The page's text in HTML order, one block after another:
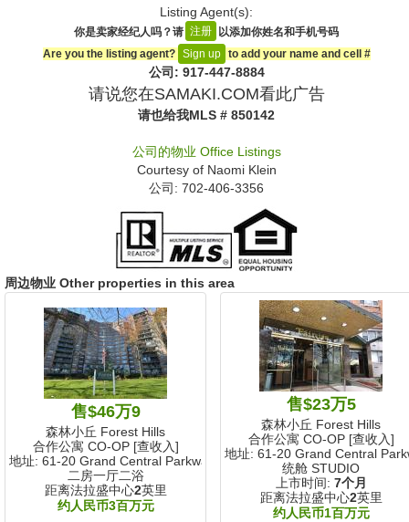
Listing Agent(s):‎
你是卖家经纪人吗？请 注册
以添加你姓名和手机号码
Are you the listing agent? Sign up to add your name and cell #‎
公司: ‍917-447-8884
请说您在SAMAKI.COM看此广告
请也给我MLS # 850142
公司的物业 Office Listings
Courtesy of Naomi Klein
公司: ‍702-406-3356
周边物业 Other properties in this area
售$46万9
森林小丘 Forest Hills
合作公寓 CO-OP [查收入]
地址: 61-20 Grand Central Parkway
二房一厅二浴
距离法拉盛中心2英里
约人民币3百万元
售$23万5
森林小丘 Forest Hills
合作公寓 CO-OP [查收入]
地址: 61-20 Grand Central
统舱 STUDIO
上市时间: 7个月
距离法拉盛中心2英里
约人民币1百万元